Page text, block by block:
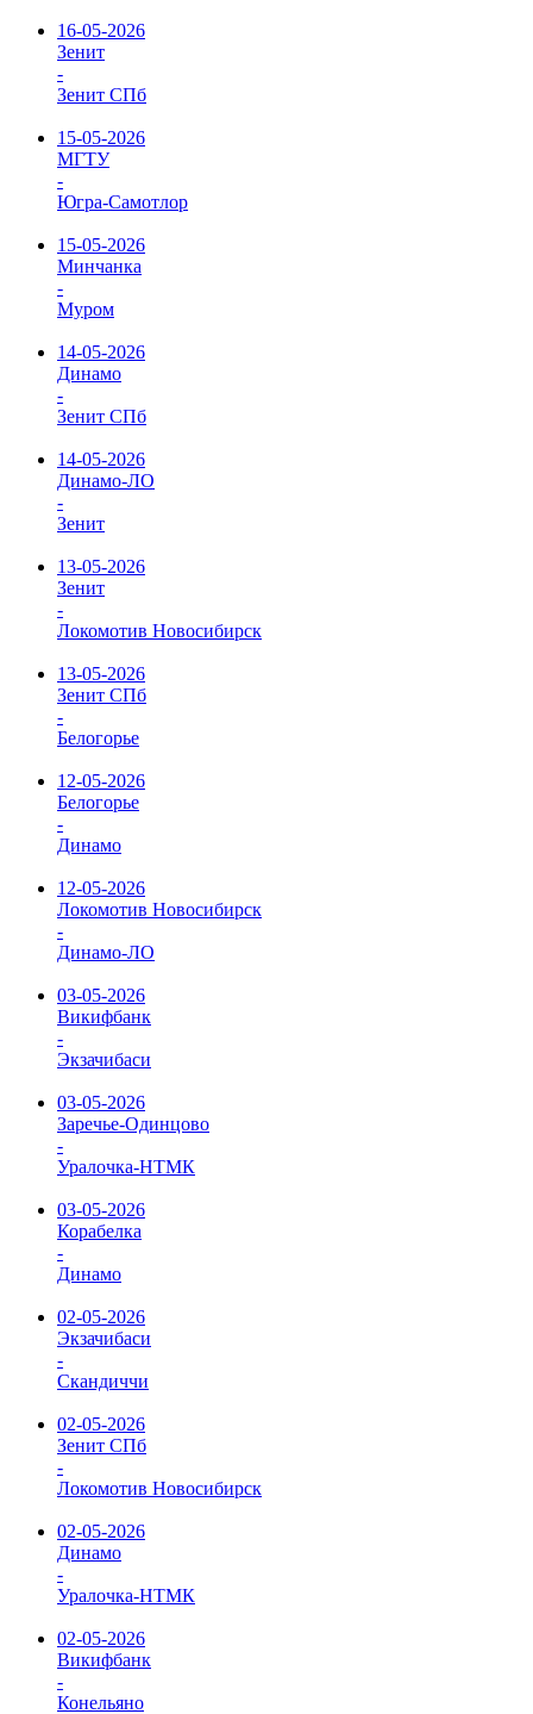
16-05-2026
Зенит
-
Зенит СПб
15-05-2026
МГТУ
-
Югра-Самотлор
15-05-2026
Минчанка
-
Муром
14-05-2026
Динамо
-
Зенит СПб
14-05-2026
Динамо-ЛО
-
Зенит
13-05-2026
Зенит
-
Локомотив Новосибирск
13-05-2026
Зенит СПб
-
Белогорье
12-05-2026
Белогорье
-
Динамо
12-05-2026
Локомотив Новосибирск
-
Динамо-ЛО
03-05-2026
Викифбанк
-
Экзачибаси
03-05-2026
Заречье-Одинцово
-
Уралочка-НТМК
03-05-2026
Корабелка
-
Динамо
02-05-2026
Экзачибаси
-
Скандиччи
02-05-2026
Зенит СПб
-
Локомотив Новосибирск
02-05-2026
Динамо
-
Уралочка-НТМК
02-05-2026
Викифбанк
-
Конельяно